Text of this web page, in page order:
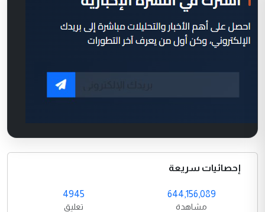
إحصائيات سريعة
644,156,089
مشاهدة
4945
تعليق